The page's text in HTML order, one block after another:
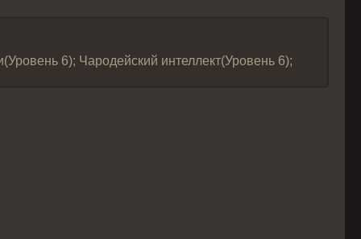
6); Чародейский интеллект(Уровень 6);